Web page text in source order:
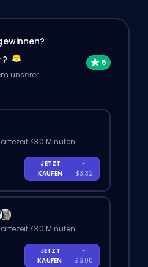
unserer
<30 Minuten
JETZT
KAUFEN
-
$3.32
<30 Minuten
JETZT
KAUFEN
-
$6.00